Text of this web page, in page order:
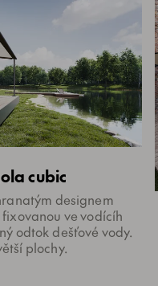
cubic
designem
ve vodícíh
odtok dešťové vody.
plochy.